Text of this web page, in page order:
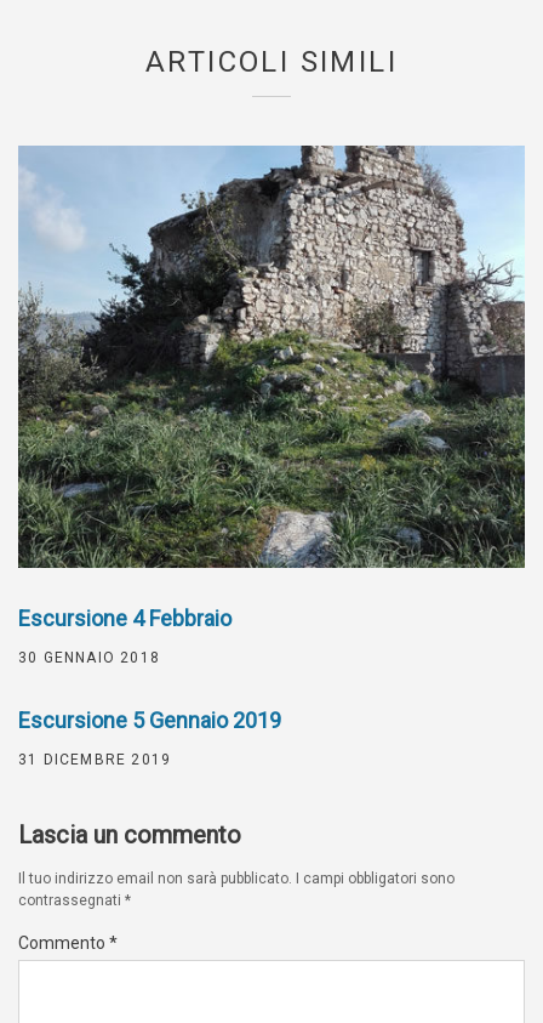
ARTICOLI SIMILI
Escursione 4 Febbraio
30 GENNAIO 2018
Escursione 5 Gennaio 2019
31 DICEMBRE 2019
Lascia un commento
Il tuo indirizzo email non sarà pubblicato. I campi obbligatori sono
contrassegnati *
Commento *